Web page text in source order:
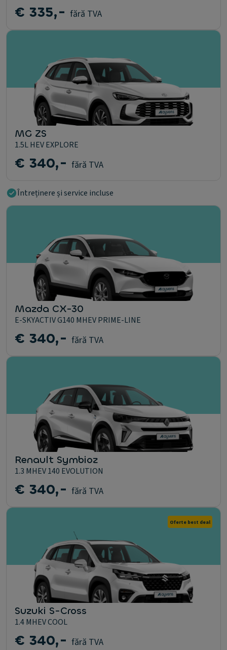
€ 335,- fără TVA
MG ZS
1.5L HEV EXPLORE
€ 340,- fără TVA
Întreținere și service incluse
Mazda CX-30
E-SKYACTIV G140 MHEV PRIME-LINE
€ 340,- fără TVA
Renault Symbioz
1.3 MHEV 140 EVOLUTION
€ 340,- fără TVA
Oferte best deal
Suzuki S-Cross
1.4 MHEV COOL
€ 340,- fără TVA